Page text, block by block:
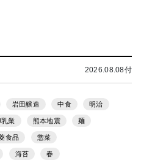
2026.08.08付
岩田醸造 中食 明治
乳業 熊本地震 麺
食品 惣菜
海苔 春